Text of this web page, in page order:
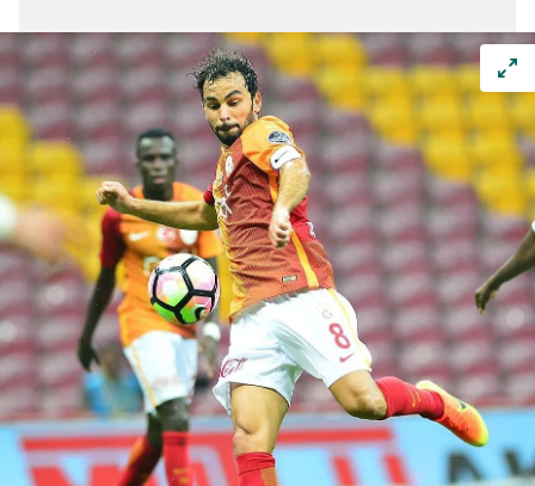
verileriniz işlenmekte olup gerekli olan çerezler bilgi
toplumu hizmetlerinin sunulması amacıyla
kullanılmaktadır. Diğer çerezler, sitemizin daha işlevsel
kılınması ve kişiselleştirilmesi ve sizlere yönelik
reklam/pazarlama faaliyetlerinin yapılması, amaçlarıyla
sınırlı olarak açık rızanız dahilinde kullanılacaktır.
Çerezlere ilişkin tercihlerinizi aşağıda yer alan panel
vasıtasıyla belirleyebilirsiniz. Çerezlere ilişkin detaylı bilgi
için Ayarlar butonuna tıklayabilir,Çerez Bilgilendirme
Metnimizi ziyaret edebilirsiniz.
6698 sayılı Kişisel Verilerin Korunması Kanunu uyarınca
hazırlanmış Aydınlatma Metnimizi okumak ve sitemizde
ilgili mevzuata uygun olarak kullanılan çerezlerle ilgili bilgi
almak için lütfentıklayınız.